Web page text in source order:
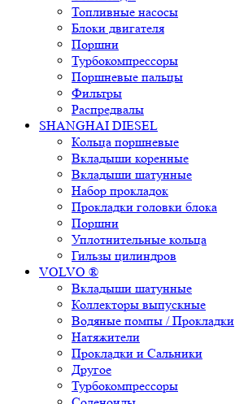
Топливные насосы
Блоки двигателя
Поршни
Турбокомпрессоры
Поршневые пальцы
Фильтры
Распредвалы
SHANGHAI DIESEL
Кольца поршневые
Вкладыши коренные
Вкладыши шатунные
Набор прокладок
Прокладки головки блока
Поршни
Уплотнительные кольца
Гильзы цилиндров
VOLVO ®
Вкладыши шатунные
Коллекторы выпускные
Водяные помпы / Прокладки
Натяжители
Прокладки и Сальники
Другое
Турбокомпрессоры